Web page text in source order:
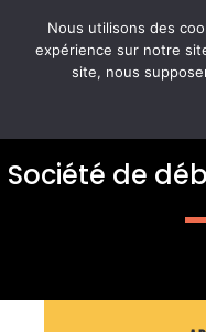
Société de
Nous utilisons des
expérience sur notre
site, nous